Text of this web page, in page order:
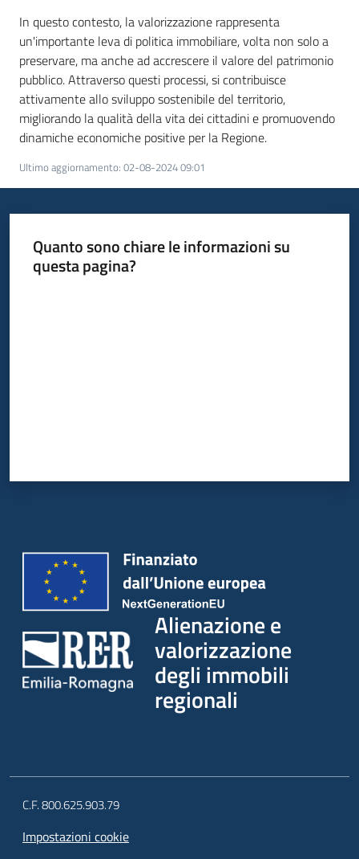
In questo contesto, la valorizzazione rappresenta
un'importante leva di politica immobiliare, volta non solo a
preservare, ma anche ad accrescere il valore del patrimonio
pubblico. Attraverso questi processi, si contribuisce
attivamente allo sviluppo sostenibile del territorio,
migliorando la qualità della vita dei cittadini e promuovendo
dinamiche economiche positive per la Regione.
Ultimo aggiornamento: 02-08-2024 09:01
Quanto sono chiare le informazioni su
questa pagina?
Alienazione e
valorizzazione
degli immobili
regionali
C.F. 800.625.903.79
Impostazioni cookie